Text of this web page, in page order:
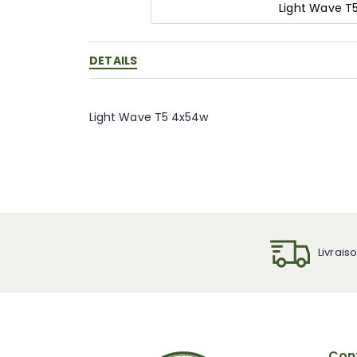
Light Wave
to
the
beginning
images
DETAILS
Light Wave T5 4x54w